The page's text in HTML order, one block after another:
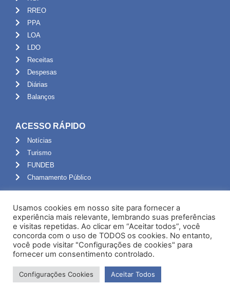
RREO
PPA
LOA
LDO
Receitas
Despesas
Diárias
Balanços
ACESSO RÁPIDO
Notícias
Turismo
FUNDEB
Chamamento Público
Portal do Servidor
Webmail
Administração
Usamos cookies em nosso site para fornecer a
experiência mais relevante, lembrando suas preferências
e visitas repetidas. Ao clicar em “Aceitar todos”, você
concorda com o uso de TODOS os cookies. No entanto,
você pode visitar "Configurações de cookies" para
fornecer um consentimento controlado.
Configurações Cookies Aceitar Todos